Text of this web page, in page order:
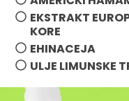
EKSTRAKT
KORE
EHINACEJA
ULJE LIMUNSKE